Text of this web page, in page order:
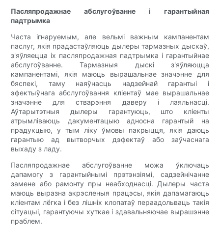
Пасляпродажнае абслугоўванне і гарантыйная
падтрымка
Часта ігнаруемым, але вельмі важным кампанентам
паслуг, якія прадастаўляюць дылеры тармазных дыскаў,
з'яўляецца іх пасляпродажная падтрымка і гарантыйнае
абслугоўванне. Тармазныя дыскі з'яўляюцца
кампанентамі, якія маюць вырашальнае значэнне для
бяспекі, таму наяўнасць надзейнай гарантыі і
эфектыўнага абслугоўвання кліентаў мае вырашальнае
значэнне для стварэння даверу і лаяльнасці.
Аўтарытэтныя дылеры гарантуюць, што кліенты
атрымліваюць дакументацыю адносна гарантый на
прадукцыю, у тым ліку ўмовы пакрыцця, якія даюць
гарантыю ад вытворчых дэфектаў або заўчаснага
выхаду з ладу.
Пасляпродажнае абслугоўванне можа ўключаць
дапамогу з гарантыйнымі прэтэнзіямі, садзейнічанне
замене або рамонту пры неабходнасці. Дылеры часта
маюць выразна акрэсленыя працэсы, якія дапамагаюць
кліентам лёгка і без лішніх клопатаў пераадольваць такія
сітуацыі, гарантуючы хуткае і здавальняючае вырашэнне
праблем.